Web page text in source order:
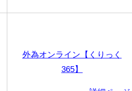
外為オンライン【くりっく
365】